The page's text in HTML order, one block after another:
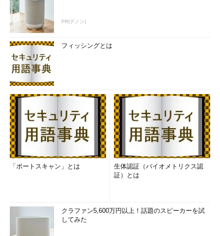
PR(デノン)
フィッシングとは
「ポートスキャン」とは
生体認証（バイオメトリクス認
証）とは
クラファン5,600万円以上！話題のスピーカーを試
してみた